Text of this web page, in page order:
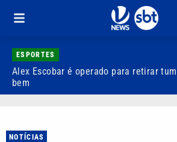
ESPORTES
Alex Escobar é operado para retirar
bem
NOTÍCIAS